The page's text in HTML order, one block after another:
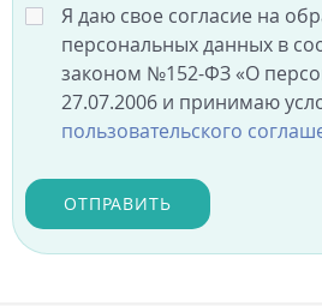
Я даю свое согласие на
персональных данных в
законом №152-ФЗ «О
27.07.2006 и принимаю
пользовательского
ОТПРАВИТЬ